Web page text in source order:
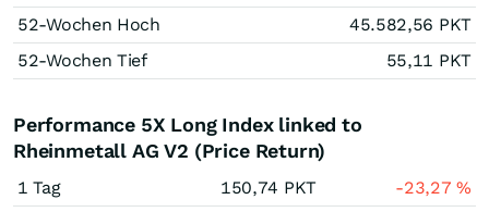
52-Wochen Hoch
45.582,56 PKT
52-Wochen Tief
55,11 PKT
Performance 5X Long Index linked to
Rheinmetall AG V2 (Price Return)
1 Tag 150,74 PKT -23,27%